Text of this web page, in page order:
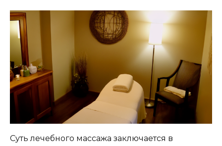
Суть лечебного массажа заключается в